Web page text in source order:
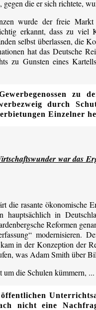
die er sich richtete,
wurde der freie
erkannt, dass zu viel
selbst überlassen, die
hat das Deutsche
zu Gunsten eines
zu
durch
Einzelner
war das
die rasante ökonomische
hauptsächlich in
Reformen
modernisieren.
in der Konzeption der
was Adam Smith über
um die Schulen kümmern, ...
öffentlichen
nicht eine